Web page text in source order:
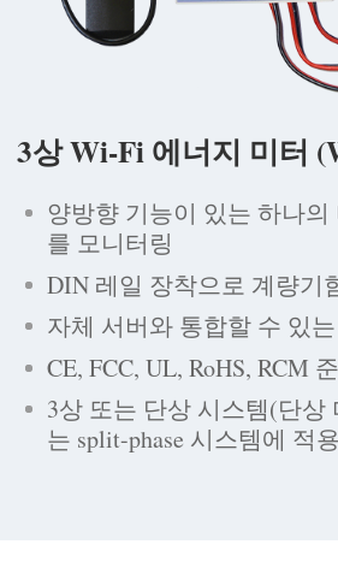
3상 Wi-Fi 에너지 미터
양방향 기능이 있는 하나
를 모니터링
DIN 레일 장착으로 계량기
자체 서버와 통합할 수 있는
CE, FCC, UL, RoHS, RCM
3상 또는 단상 시스템(단상
는 split-phase 시스템에 적